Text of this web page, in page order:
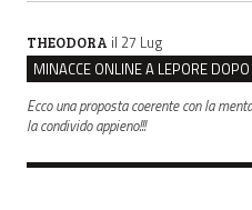
THEODORA il 27 Lug
Ecco una proposta coerente con la
la condivido appieno!!!